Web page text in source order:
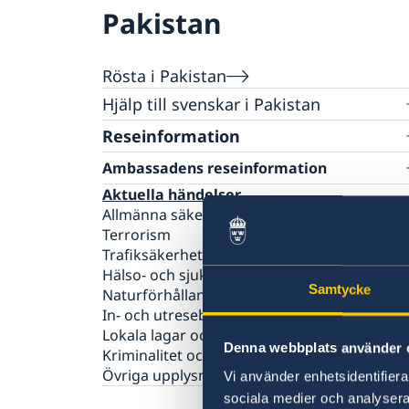
Samtycke
Denna webbplats använder
Vi använder
sociala medier och
Pakistan
Rösta i Pakistan
Hjälp till svenskar i Pakistan
Rösta i Pakistan
Pass i Pakistan
Samordningsnummer
Reseinformation
Ambassadens reseinformation
Aktuella händelser
Allmänna säkerhetsläget
Terrorism
Trafiksäkerhet
Hälso- och sjukvård
Naturförhållanden och katastrofer
In- och utresebestämmelser
Lokala lagar och sedvänjor
Kriminalitet och personlig säkerhet
Övriga upplysningar